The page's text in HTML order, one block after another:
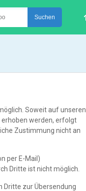
Soweit auf unseren
werden, erfolgt
Zustimmung nicht an
per E-Mail)
Dritte ist nicht möglich.
Dritte zur Übersendung